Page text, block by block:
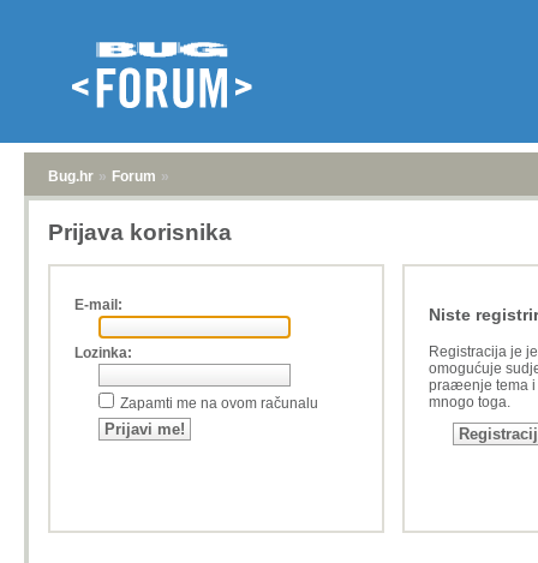
Bug.hr » Forum »
Prijava korisnika
E-mail:
Lozinka:
Zapamti me na ovom računalu
Niste
Registracija je
omogućuje
praæenje tema i
mnogo toga.